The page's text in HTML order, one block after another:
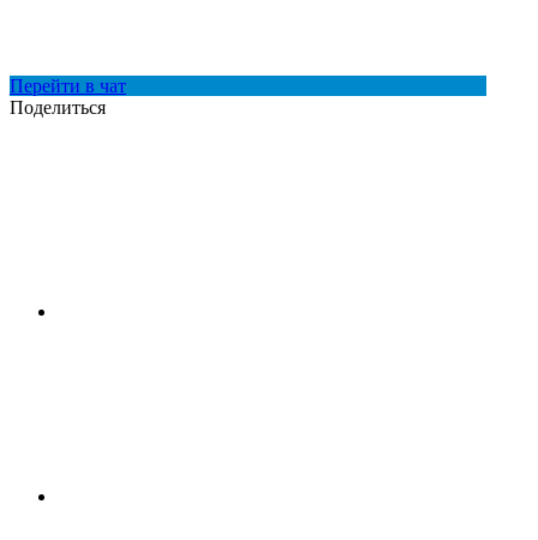
Перейти в чат
Поделиться